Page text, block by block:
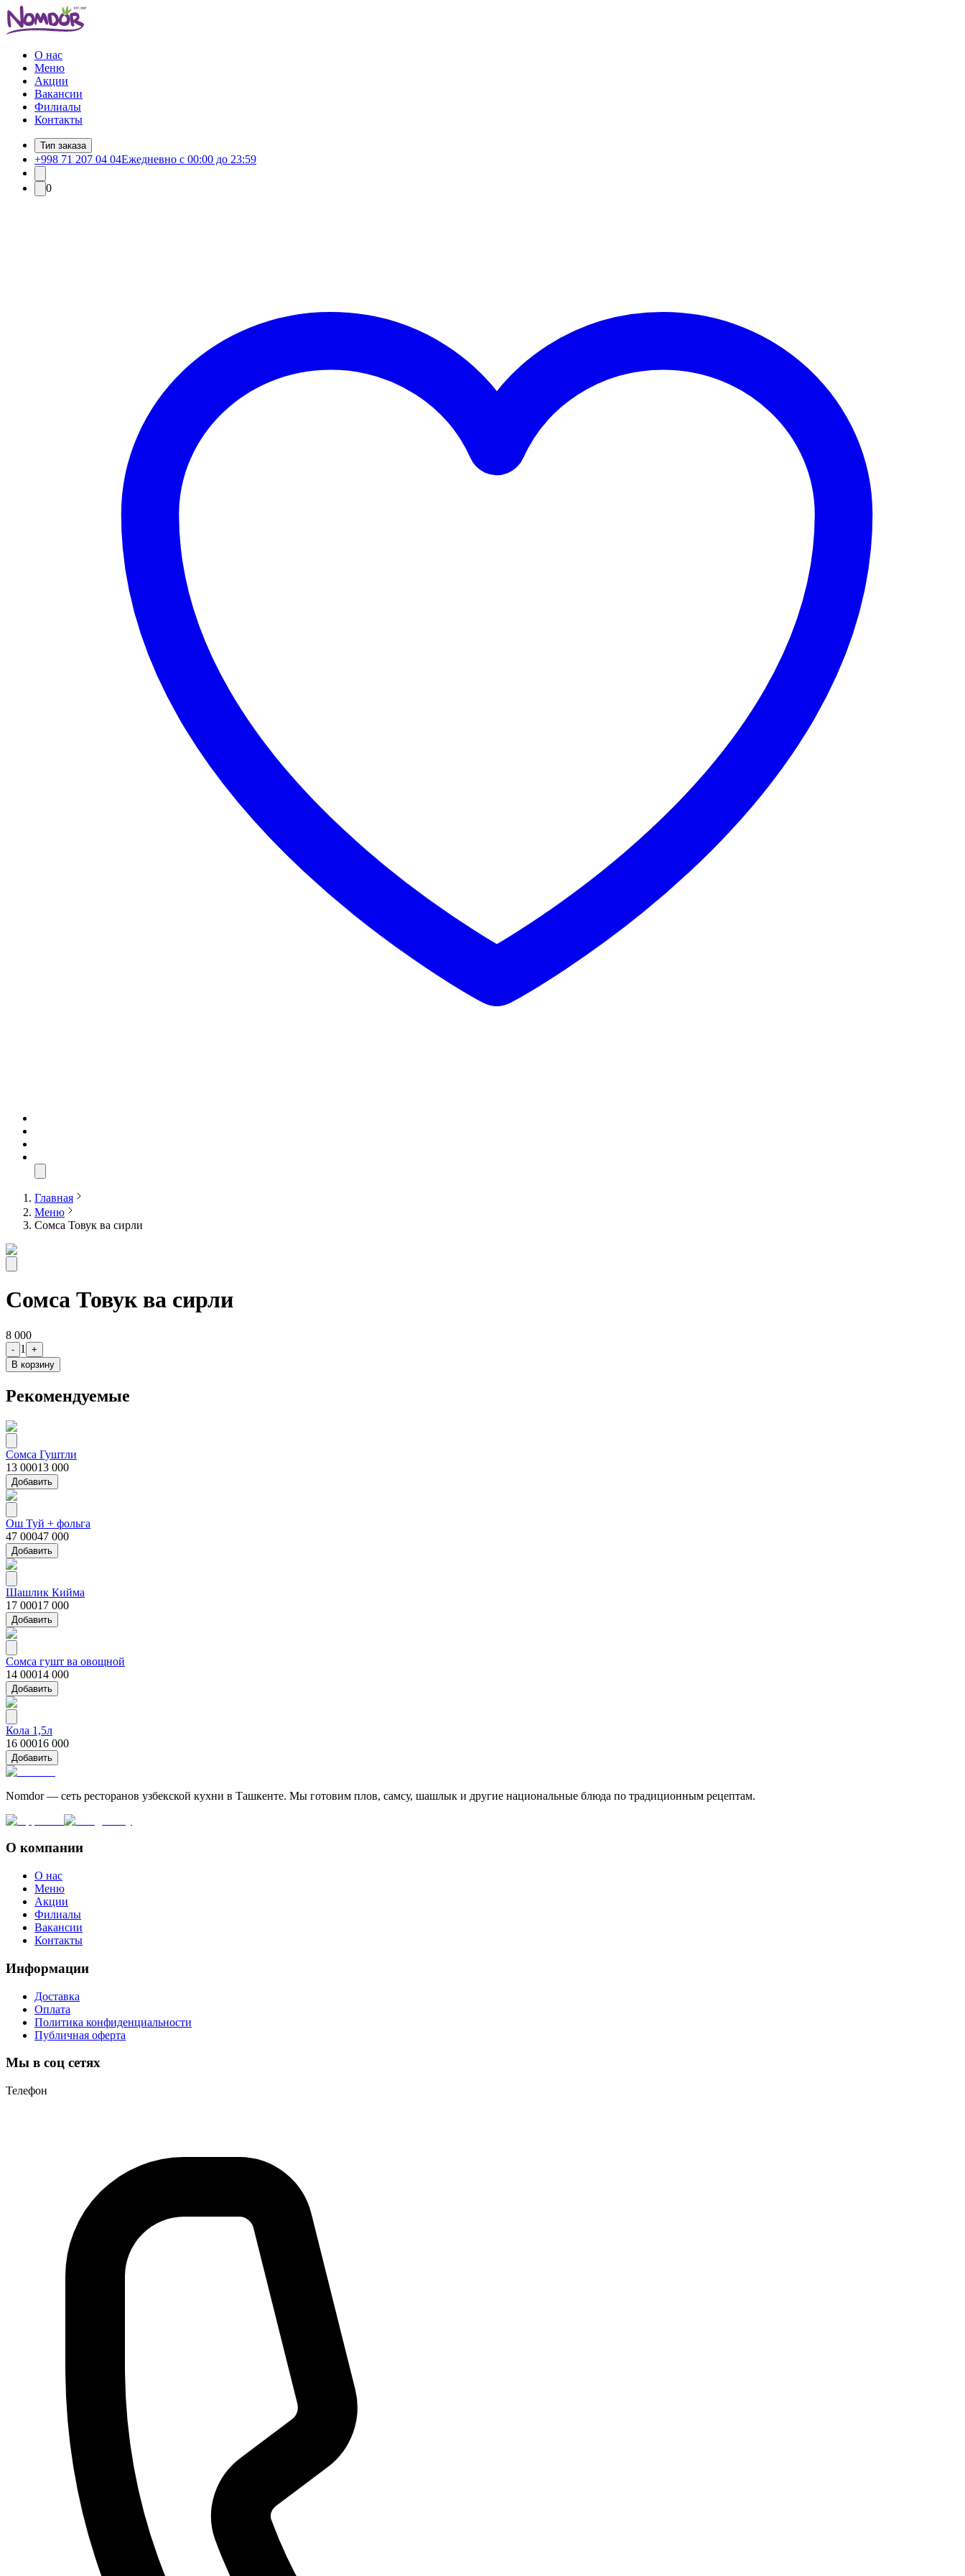
О нас
Меню
Акции
Вакансии
Филиалы
Контакты
Тип заказа
+998 71 207 04 04Ежедневно с 00:00 до 23:59
0
Главная
Меню
Сомса Товук ва сирли
Сомса Товук ва сирли
8 000
- 1
+
В корзину
Рекомендуемые
Сомса Гуштли
13 00013 000
Добавить
Ош Туй + фольга
47 00047 000
Добавить
Шашлик Кийма
17 00017 000
Добавить
Сомса гушт ва овощной
14 00014 000
Добавить
Кола 1,5л
16 00016 000
Добавить
Nomdor — сеть ресторанов узбекской кухни в Ташкенте. Мы готовим плов, самсу, шашлык и другие национальные блюда по традиционным рецептам.
О компании
О нас
Меню
Акции
Филиалы
Вакансии
Контакты
Информации
Доставка
Оплата
Политика конфиденциальности
Публичная оферта
Мы в соц сетях
Телефон